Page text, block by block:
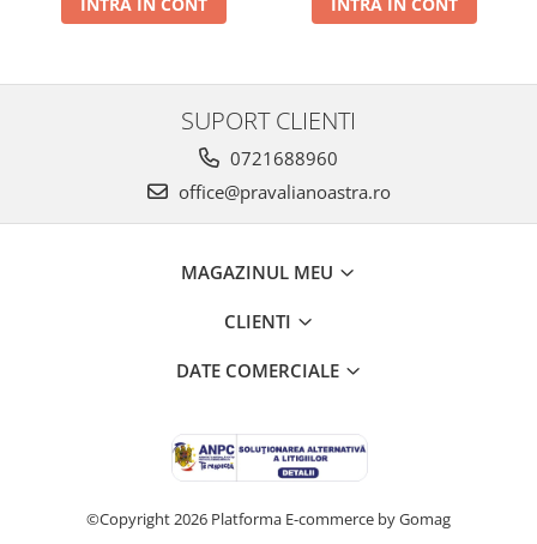
SUPORT CLIENTI
0721688960
office@pravalianoastra.ro
MAGAZINUL MEU
CLIENTI
DATE COMERCIALE
©Copyright 2026 Platforma E-commerce by Gomag